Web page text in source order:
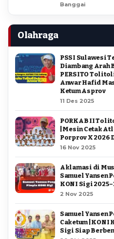
Banggai
Olahraga
PSSI Sulawesi
Diambang Arah
PERSITO
Anwar Hafid
Ketum Asprov
11 Des 2025
PORKAB II
| Mesin Cetak
Porprov X 2026
16 Nov 2025
Aklamasi di
Samuel Yansen
KONI Sigi
2 Nov 2025
Samuel Yansen
Caketum | KONI
Sigi Siap